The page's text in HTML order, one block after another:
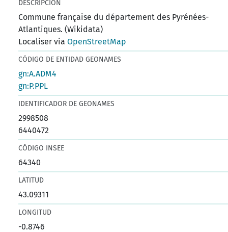
DESCRIPCIÓN
Commune française du département des Pyrénées-
Atlantiques. (Wikidata)
Localiser viaOpenStreetMap
CÓDIGO DE ENTIDAD GEONAMES
gn:A.ADM4
gn:P.PPL
IDENTIFICADOR DE GEONAMES
2998508
6440472
CÓDIGO INSEE
64340
LATITUD
43.09311
LONGITUD
-0.8746